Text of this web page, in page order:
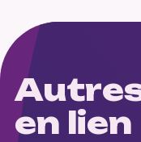
en lien